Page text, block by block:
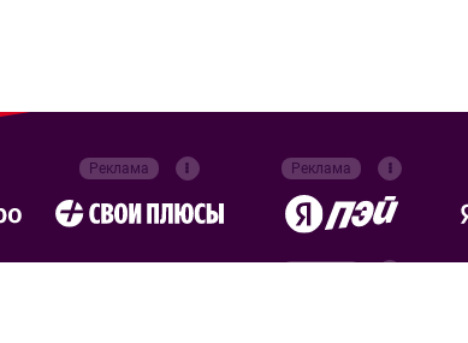
Реклама Реклама